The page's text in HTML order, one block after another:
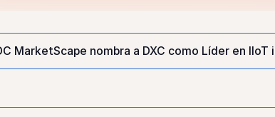
MarketScape nombra a DXC como Líder en IIoT